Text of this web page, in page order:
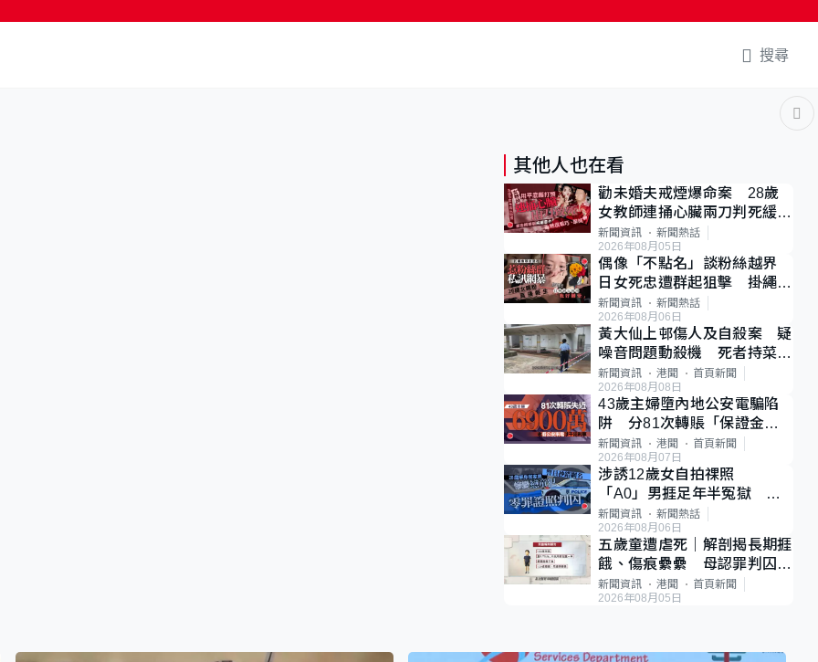
搜尋
其他人也在看
勸未婚夫戒煙爆命案 28歲
女教師連捅心臟兩刀判死緩
母斥判太重已上訴
新聞資訊
新聞熱話
2026年08月05日
偶像「不點名」談粉絲越界
日女死忠遭群起狙擊 掛繩開
直播道歉後輕生
新聞資訊
新聞熱話
2026年08月06日
黃大仙上邨傷人及自殺案 疑
噪音問題動殺機 死者持菜刀
斬傷樓上鄰居後墮斃
新聞資訊 港聞
首頁新聞
2026年08月08日
43歲主婦墮內地公安電騙陷
阱 分81次轉賬「保證金」
損失近6900萬元
新聞資訊 港聞
首頁新聞
2026年08月07日
涉誘12歲女自拍祼照
「A0」男捱足年半冤獄 法
官推翻裁決：抄錯標點
新聞資訊
新聞熱話
2026年08月06日
五歲童遭虐死｜解剖揭長期捱
餓、傷痕纍纍 母認罪判囚
22年 官斥冷血：同類案最
惡劣
新聞資訊 港聞
首頁新聞
2026年08月05日